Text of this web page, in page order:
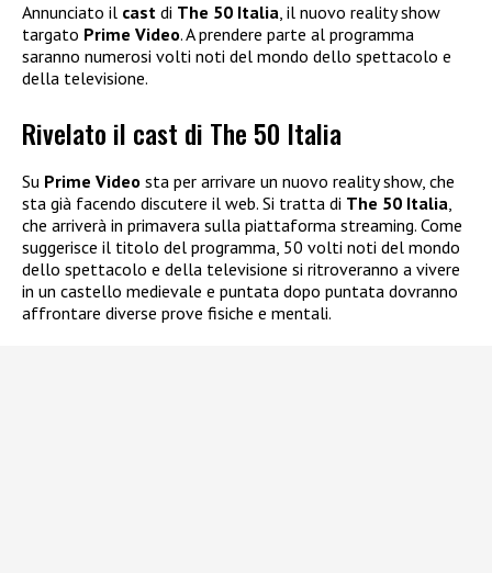
Annunciato il cast di The 50 Italia, il nuovo reality show
targato Prime Video. A prendere parte al programma
saranno numerosi volti noti del mondo dello spettacolo e
della televisione.
Rivelato il cast di The 50 Italia
Su Prime Video sta per arrivare un nuovo reality show, che
sta già facendo discutere il web. Si tratta di The 50 Italia,
che arriverà in primavera sulla piattaforma streaming. Come
suggerisce il titolo del programma, 50 volti noti del mondo
dello spettacolo e della televisione si ritroveranno a vivere
in un castello medievale e puntata dopo puntata dovranno
affrontare diverse prove fisiche e mentali.